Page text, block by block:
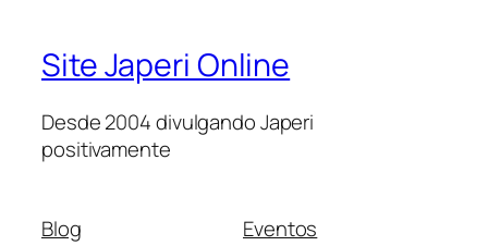
Site Japeri Online
Desde 2004 divulgando Japeri
positivamente
Blog
Eventos